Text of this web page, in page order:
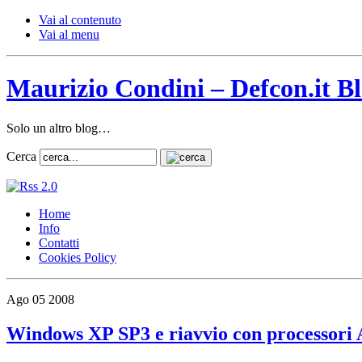
Vai al contenuto
Vai al menu
Maurizio Condini – Defcon.it
Solo un altro blog…
Cerca
Home
Info
Contatti
Cookies Policy
Ago 05 2008
Windows XP SP3 e riavvio con processori